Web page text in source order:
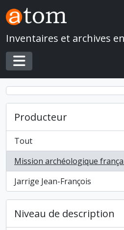
Skip to main content
Inventaires et archives
Toggle navigation
Producteur
Tout
Mission archéologique
, 1 résultats
Jarrige Jean-François
, 1 résultats
Niveau de description